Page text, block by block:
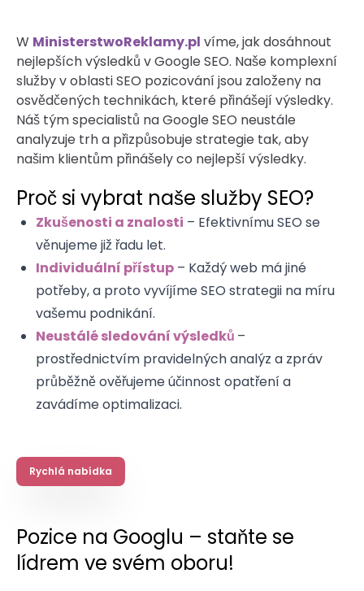
W MinisterstwoReklamy.pl víme, jak dosáhnout
nejlepších výsledků v Google SEO. Naše komplexní
služby v oblasti SEO pozicování jsou založeny na
osvědčených technikách, které přinášejí výsledky.
Náš tým specialistů na Google SEO neustále
analyzuje trh a přizpůsobuje strategie tak, aby
našim klientům přinášely co nejlepší výsledky.
Proč si vybrat naše služby SEO?
Zkušenosti a znalosti – Efektivnímu SEO se
věnujeme již řadu let.
Individuální přístup – Každý web má jiné
potřeby, a proto vyvíjíme SEO strategii na míru
vašemu podnikání.
Neustálé sledování výsledků –
prostřednictvím pravidelných analýz a zpráv
průběžně ověřujeme účinnost opatření a
zavádíme optimalizaci.
Rychlá nabídka
Pozice na Googlu – staňte se
lídrem ve svém oboru!